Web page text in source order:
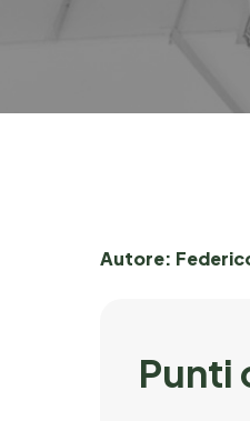
Autore:
Punti